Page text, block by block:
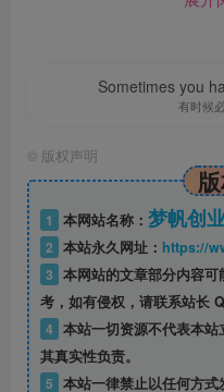
Sometimes you
有时候
© 版权声明
1 本网站名称： 梦帆创
2 本站永久网址： https://
3 本网站的文章部分内容
考，如有侵权，请联系站长
4 本站一切资源不代表本
其真实性负责。
5 本站一律禁止以任何方